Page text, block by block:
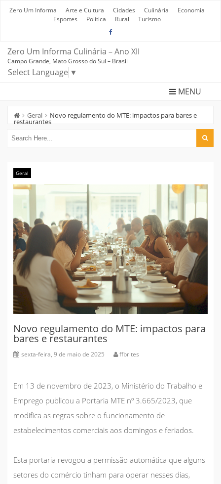
Zero Um Informa Arte e Cultura Cidades Culinária
Economia
Esportes
Política Rural Turismo
Zero Um Informa Culinária – Ano XII
Campo Grande, Mato Grosso do Sul – Brasil
Select Language ▼
MENU
Geral Novo regulamento do MTE: impactos para bares e
restaurantes
Geral
Novo regulamento do MTE: impactos para
bares e restaurantes
sexta-feira, 9 de maio de 2025 ffbrites
Em 13 de novembro de 2023, o Ministério do Trabalho e
Emprego publicou a Portaria MTE nº 3.665/2023, que
modifica as regras sobre o funcionamento de
estabelecimentos comerciais aos domingos e feriados.
Esta portaria revogou a permissão automática que alguns
setores do comércio tinham para operar nesses dias,